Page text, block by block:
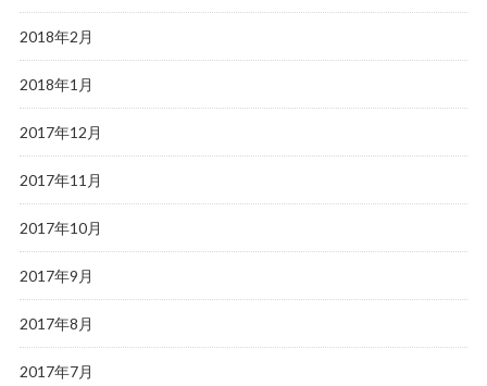
2018年2月
2018年1月
2017年12月
2017年11月
2017年10月
2017年9月
2017年8月
2017年7月